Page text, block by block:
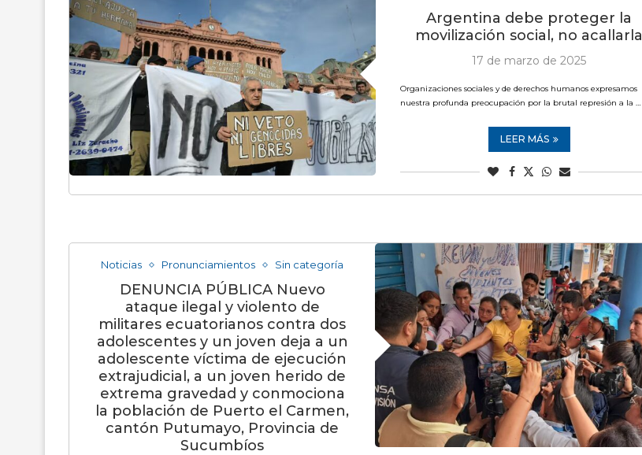
Argentina debe proteger la
movilización social, no acallarla
17 de marzo de 2025
Organizaciones sociales y de derechos humanos expresamos
nuestra profunda preocupación por la brutal represión a la …
LEER MÁS
Noticias Pronunciamientos Sin categoría
DENUNCIA PÚBLICA Nuevo
ataque ilegal y violento de
militares ecuatorianos contra dos
adolescentes y un joven deja a un
adolescente víctima de ejecución
extrajudicial, a un joven herido de
extrema gravedad y conmociona
la población de Puerto el Carmen,
cantón Putumayo, Provincia de
Sucumbíos